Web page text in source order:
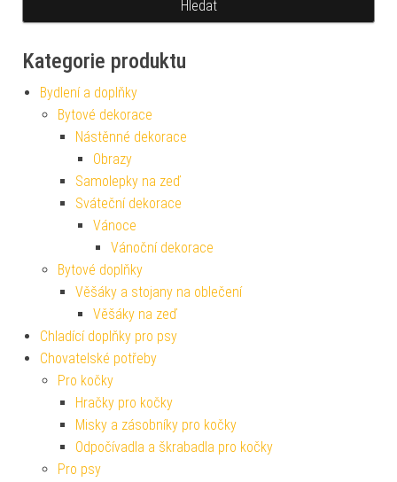
Kategorie produktu
Bydlení a doplňky
Bytové dekorace
Nástěnné dekorace
Obrazy
Samolepky na zeď
Sváteční dekorace
Vánoce
Vánoční dekorace
Bytové doplňky
Věšáky a stojany na oblečení
Věšáky na zeď
Chladící doplňky pro psy
Chovatelské potřeby
Pro kočky
Hračky pro kočky
Misky a zásobníky pro kočky
Odpočívadla a škrabadla pro kočky
Pro psy